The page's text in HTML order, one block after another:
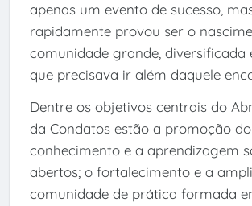
apenas um evento de sucesso,
rapidamente provou ser o
comunidade grande, diversificada
que precisava ir além daquele
Dentre os objetivos centrais do
da Condatos estão a promoção do
conhecimento e a aprendizagem
abertos; o fortalecimento e a
comunidade de prática formada